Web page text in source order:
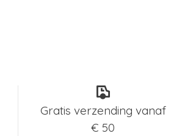
Gratis verzending vanaf
€ 50